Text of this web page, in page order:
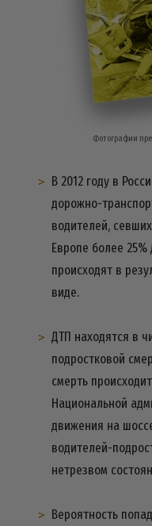
Фотографии
В 2012 году в
дорожно-
водителей,
Европе более
происходят в
виде.
ДТП находятся в
подростковой
смерть
Национальной
движения на
водителей-
нетрезвом
Вероятность